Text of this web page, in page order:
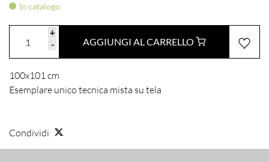
In catalogo
+
-
AGGIUNGI AL CARRELLO
100x101 cm
Esemplare unico tecnica mista su tela
Condividi